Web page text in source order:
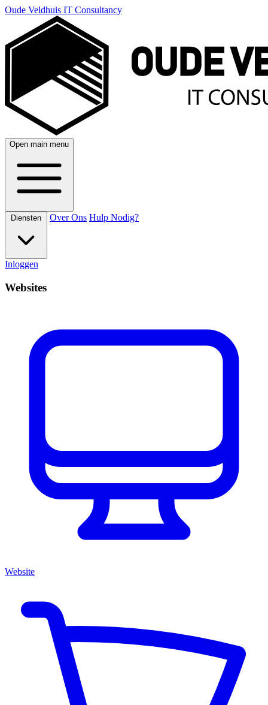
Oude Veldhuis IT Consultancy
Open main menu
Over Ons Hulp Nodig?
Inloggen
Websites
Website